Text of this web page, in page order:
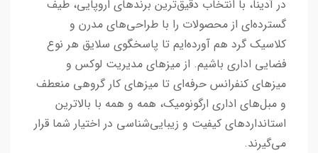
در آدینا، با انتخاب دقیق‌ترین برندهای اروپایی، طیف
گسترده‌ای از محصولات را با طراحی‌های مدرن و
کلاسیک گرد هم آورده‌ایم تا پاسخگوی سلایق هر نوع
فضایی اداری باشیم. از میزهای مدیریت لوکس و
میزهای کنفرانس حرفه‌ای تا میزهای کار گروهی منعطف
و مبل‌های اداری ارگونومیک، همه و همه با بالاترین
استانداردهای کیفیت و زیبایی‌شناسی در اختیار شما قرار
می‌گیرند.